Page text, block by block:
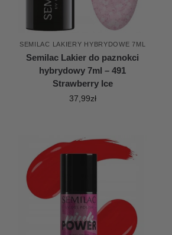
SEMILAC LAKIERY HYBRYDOWE 7ML
Semilac Lakier do paznokci
hybrydowy 7ml – 491
Strawberry Ice
37,99zł